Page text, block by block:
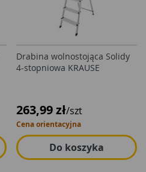
Drabina wolnostojąca Solidy
4-stopniowa KRAUSE
263,99 zł/szt
Cena orientacyjna
Do koszyka